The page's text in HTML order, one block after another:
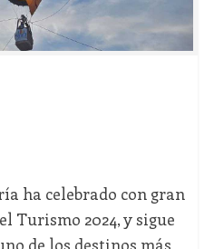
ha celebrado con gran
Turismo 2024, y sigue
de los destinos más